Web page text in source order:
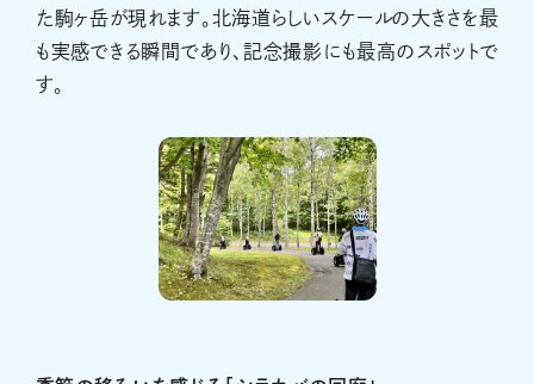
た駒ヶ岳が現れます。北海道らしいスケールの大きさを最
も実感できる瞬間であり、記念撮影にも最高のスポットで
す。